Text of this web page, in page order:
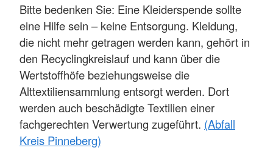
Bitte bedenken Sie: Eine Kleiderspende sollte
eine Hilfe sein – keine Entsorgung. Kleidung,
die nicht mehr getragen werden kann, gehört in
den Recyclingkreislauf und kann über die
Wertstoffhöfe beziehungsweise die
Alttextiliensammlung entsorgt werden. Dort
werden auch beschädigte Textilien einer
fachgerechten Verwertung zugeführt. (Abfall
Kreis Pinneberg)